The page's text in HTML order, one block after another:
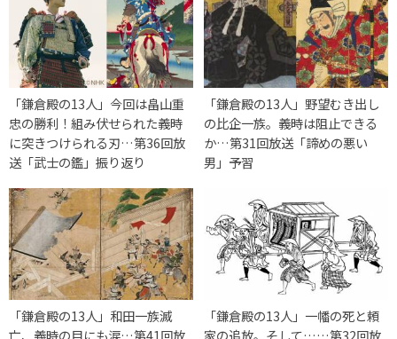
「鎌倉殿の13人」今回は畠山重
忠の勝利！組み伏せられた義時
に突きつけられる刃…第36回放
送「武士の鑑」振り返り
「鎌倉殿の13人」野望むき出し
の比企一族。義時は阻止できる
か…第31回放送「諦めの悪い
男」予習
「鎌倉殿の13人」和田一族滅
亡、義時の目にも涙…第41回放
「鎌倉殿の13人」一幡の死と頼
家の追放。そして……第32回放